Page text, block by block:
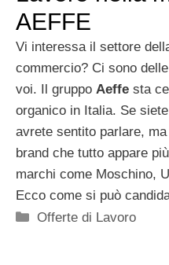
AEFFE
Vi interessa il settore
commercio? Ci sono
voi. Il gruppo Aeffe sta
organico in Italia. Se
avrete sentito parlare,
brand che tutto appare
marchi come Moschino,
Ecco come si può
Categorie
Offerte di Lavoro